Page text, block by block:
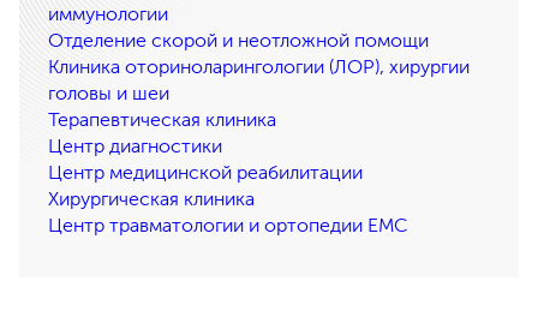
иммунологии
Отделение скорой и неотложной помощи
Клиника оториноларингологии (ЛОР), хирургии
головы и шеи
Терапевтическая клиника
Центр диагностики
Центр медицинской реабилитации
Хирургическая клиника
Центр травматологии и ортопедии EMC